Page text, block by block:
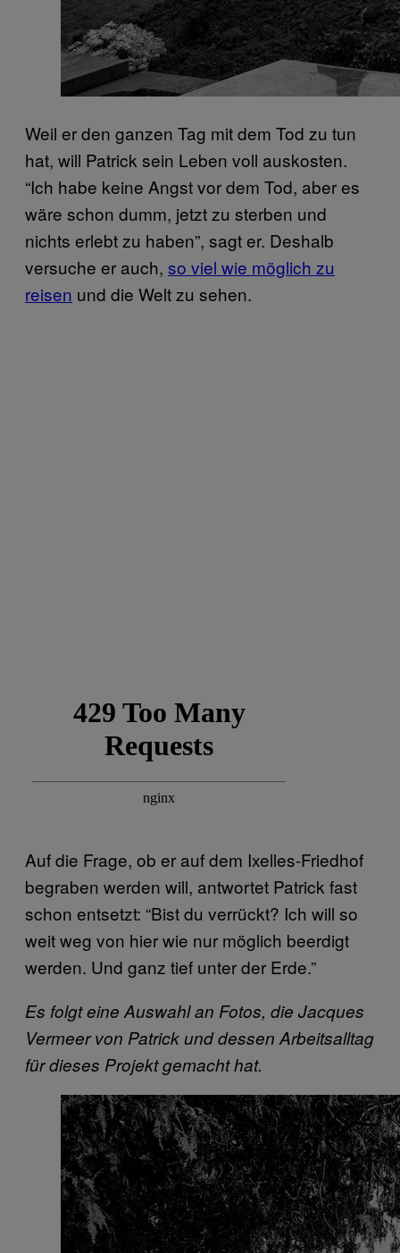
Weil er den ganzen Tag mit dem Tod zu tun
hat, will Patrick sein Leben voll auskosten.
“Ich habe keine Angst vor dem Tod, aber es
wäre schon dumm, jetzt zu sterben und
nichts erlebt zu haben”, sagt er. Deshalb
versuche er auch, so viel wie möglich zu
reisen und die Welt zu sehen.
Auf die Frage, ob er auf dem Ixelles-Friedhof
begraben werden will, antwortet Patrick fast
schon entsetzt: “Bist du verrückt? Ich will so
weit weg von hier wie nur möglich beerdigt
werden. Und ganz tief unter der Erde.”
Es folgt eine Auswahl an Fotos, die Jacques
Vermeer von Patrick und dessen Arbeitsalltag
für dieses Projekt gemacht hat.